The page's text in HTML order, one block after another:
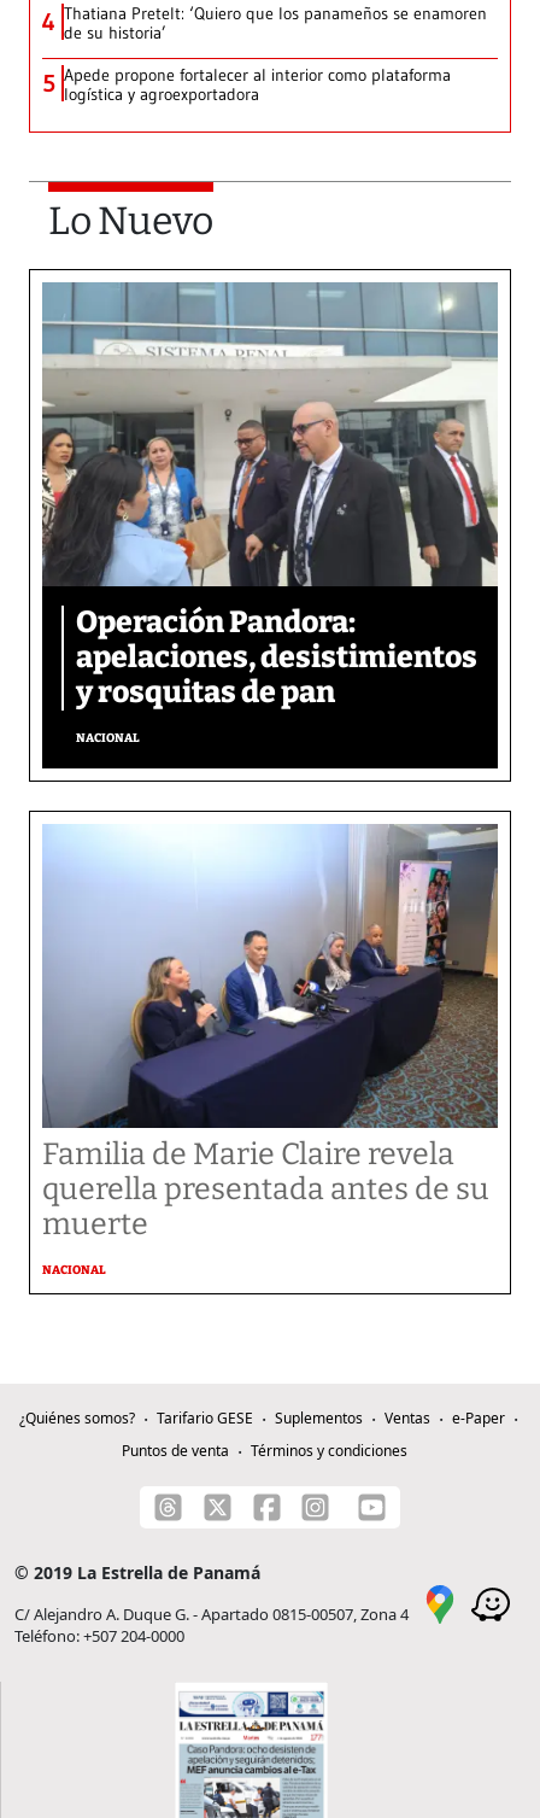
4 Thatiana Pretelt: ‘Quiero que los panameños se enamoren
de su historia’
5 Apede propone fortalecer al interior como plataforma
logística y agroexportadora
Lo Nuevo
Operación Pandora:
apelaciones, desistimientos
y rosquitas de pan
NACIONAL
Familia de Marie Claire revela
querella presentada antes de su
muerte
NACIONAL
¿Quiénes somos? Tarifario GESE Suplementos Ventas
e-Paper
Puntos de venta
Términos y condiciones
© 2019 La Estrella de Panamá
C/ Alejandro A. Duque G. - Apartado 0815-00507, Zona 4
Teléfono: +507 204-0000